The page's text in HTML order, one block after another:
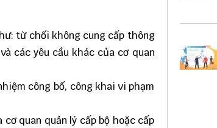
từ chối không cung cấp thông
các yêu cầu khác của cơ quan
công bố, công khai vi phạm
quan quản lý cấp bộ hoặc cấp